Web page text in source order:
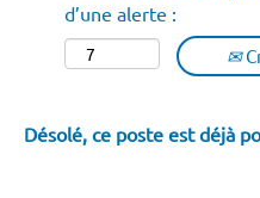
d’une alerte :
Désolé, ce poste est déjà